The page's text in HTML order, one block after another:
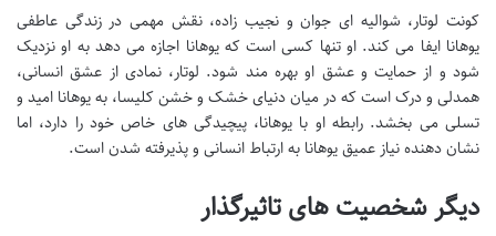
کونت لوتار، شوالیه ای جوان و نجیب زاده، نقش مهمی در زندگی عاطفی
یوهانا ایفا می کند. او تنها کسی است که یوهانا اجازه می دهد به او نزدیک
شود و از حمایت و عشق او بهره مند شود. لوتار، نمادی از عشق انسانی،
همدلی و درک است که در میان دنیای خشک و خشن کلیسا، به یوهانا امید و
تسلی می بخشد. رابطه او با یوهانا، پیچیدگی های خاص خود را دارد، اما
نشان دهنده نیاز عمیق یوهانا به ارتباط انسانی و پذیرفته شدن است.
دیگر شخصیت های تاثیرگذار